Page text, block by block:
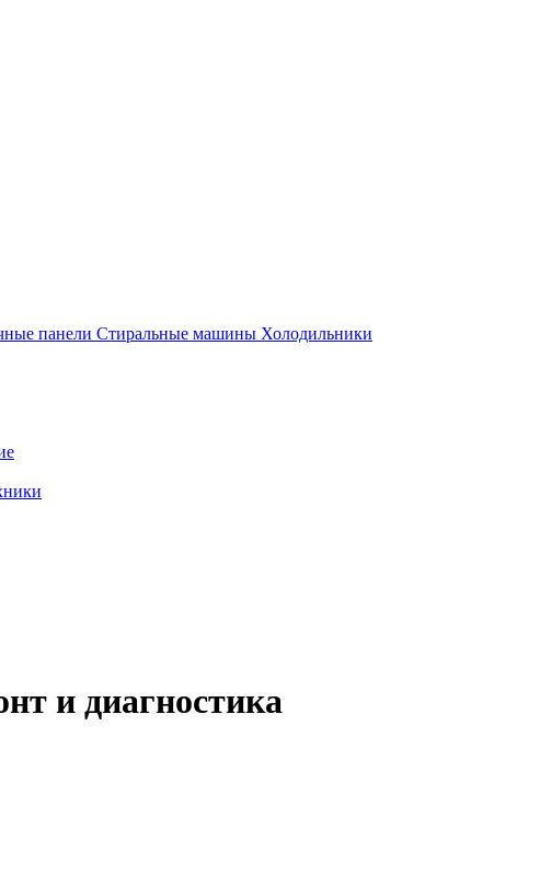
панели Стиральные машины Холодильники
и диагностика